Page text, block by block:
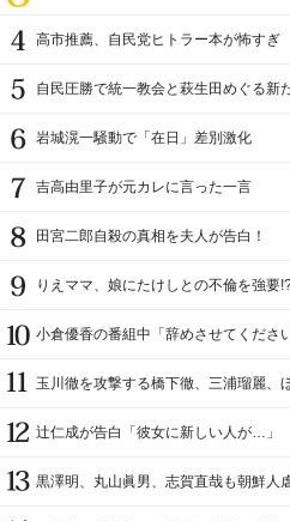
高市推薦、自民党ヒトラー本が怖すぎ
自民圧勝で統一教会と萩生田めぐる新
岩城滉一騒動で「在日」差別激化
吉高由里子が元カレに言った一言
田宮二郎自殺の真相を夫人が告白！
りえママ、娘にたけしとの不倫を強要
小倉優香の番組中「辞めさせてくださ
玉川徹を攻撃する橋下徹、三浦瑠麗、
辻仁成が告白「彼女に新しい人が…」
黒澤明、丸山眞男、志賀直哉も朝鮮人